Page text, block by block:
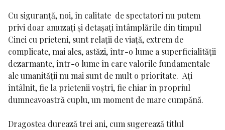
Cu siguranță, noi, în calitate de spectatori nu putem
privi doar amuzați și detașați întâmplările din timpul
Cinei cu prieteni, sunt relații de viață, extrem de
complicate, mai ales, astăzi, într-o lume a superficialității
dezarmante, într-o lume în care valorile fundamentale
ale umanității nu mai sunt de mult o prioritate. Ați
întâlnit, fie la prietenii voștri, fie chiar în propriul
dumneavoastră cuplu, un moment de mare cumpănă.
Dragostea durează trei ani, cum sugerează titlul